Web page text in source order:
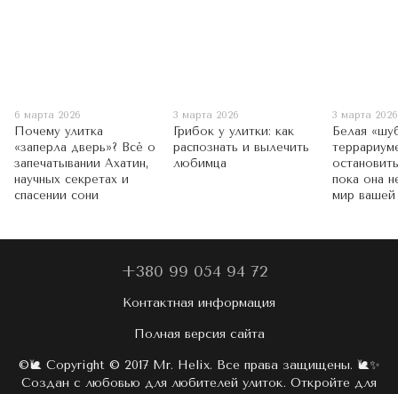
6 марта 2026
Почему улитка
«заперла дверь»? Всё о
запечатывании Ахатин,
научных секретах и
спасении сони
3 марта 2026
Грибок у улитки: как
распознать и вылечить
любимца
3 марта 2026
Белая
пока она
мир вашей
+380 99 054 94 72
Контактная информация
Полная версия сайта
©🐌 Copyright © 2017 Mr. Helix. Все права защищены. 🐌✨
Создан с любовью для любителей улиток. Откройте для